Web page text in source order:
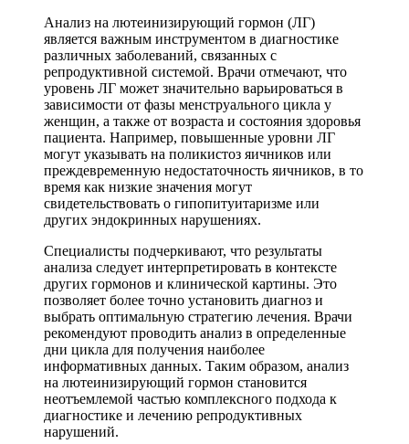
Анализ на лютеинизирующий гормон (ЛГ)
является важным инструментом в диагностике
различных заболеваний, связанных с
репродуктивной системой. Врачи отмечают, что
уровень ЛГ может значительно варьироваться в
зависимости от фазы менструального цикла у
женщин, а также от возраста и состояния здоровья
пациента. Например, повышенные уровни ЛГ
могут указывать на поликистоз яичников или
преждевременную недостаточность яичников, в то
время как низкие значения могут
свидетельствовать о гипопитуитаризме или
других эндокринных нарушениях.
Специалисты подчеркивают, что результаты
анализа следует интерпретировать в контексте
других гормонов и клинической картины. Это
позволяет более точно установить диагноз и
выбрать оптимальную стратегию лечения. Врачи
рекомендуют проводить анализ в определенные
дни цикла для получения наиболее
информативных данных. Таким образом, анализ
на лютеинизирующий гормон становится
неотъемлемой частью комплексного подхода к
диагностике и лечению репродуктивных
нарушений.